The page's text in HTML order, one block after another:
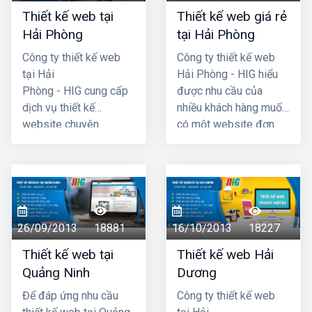
Thiết kế web tại
Hải Phòng
Công ty thiết kế web
tại Hải
Phòng - HIG cung cấp
dịch vụ thiết kế
website chuyên
kế web hợp lý, giá cả
cạnh tranh nhất. Công
ty chúng tôi có đội ngũ
lập trình nhiều kinh
nhgiệm, đội ngũ tư vấn
am hiểu nhiệt tình với
khách hàng. Mã
nguồn website dùng
thiết kế được chúng tôi
Thiết kế web giá rẻ
tại Hải Phòng
Công ty thiết kế web
Hải Phòng - HIG hiểu
được nhu cầu của
nhiều khách hàng muốn
có một website đơn
đưa ra chương trình
thiết kế website giá rẻ
tại hải phòng chỉ với
4 triệu -> 5 triệu đồng
(trọn gói đã bao gồm
tên miền .com +
hosting + chứng thực
tên miền SSL) là quý
khách đã có một
26/09/2013 18881
Thiết kế web tại
Quảng Ninh
Để đáp ứng nhu cầu
16/10/2013 18227
Thiết kế web Hải
Dương
Công ty thiết kế web